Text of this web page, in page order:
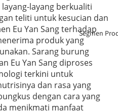
Segmen
layang berkualiti
teliti untuk kesucian dan
Eu Yan Sang terhadap
produk yang
Sarang burung
Eu Yan Sang diproses
terkini untuk
dan rasa yang
dengan cara yang
menikmati manfaat